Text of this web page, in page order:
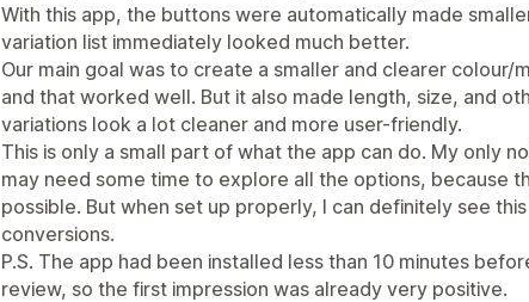
With this app, the buttons were automatically made
variation list immediately looked much better.
Our main goal was to create a smaller and clearer colour/
and that worked well. But it also made length, size, and
variations look a lot cleaner and more user-friendly.
This is only a small part of what the app can do. My only
may need some time to explore all the options, because
possible. But when set up properly, I can definitely see
conversions.
P.S. The app had been installed less than 10 minutes
review, so the first impression was already very positive.